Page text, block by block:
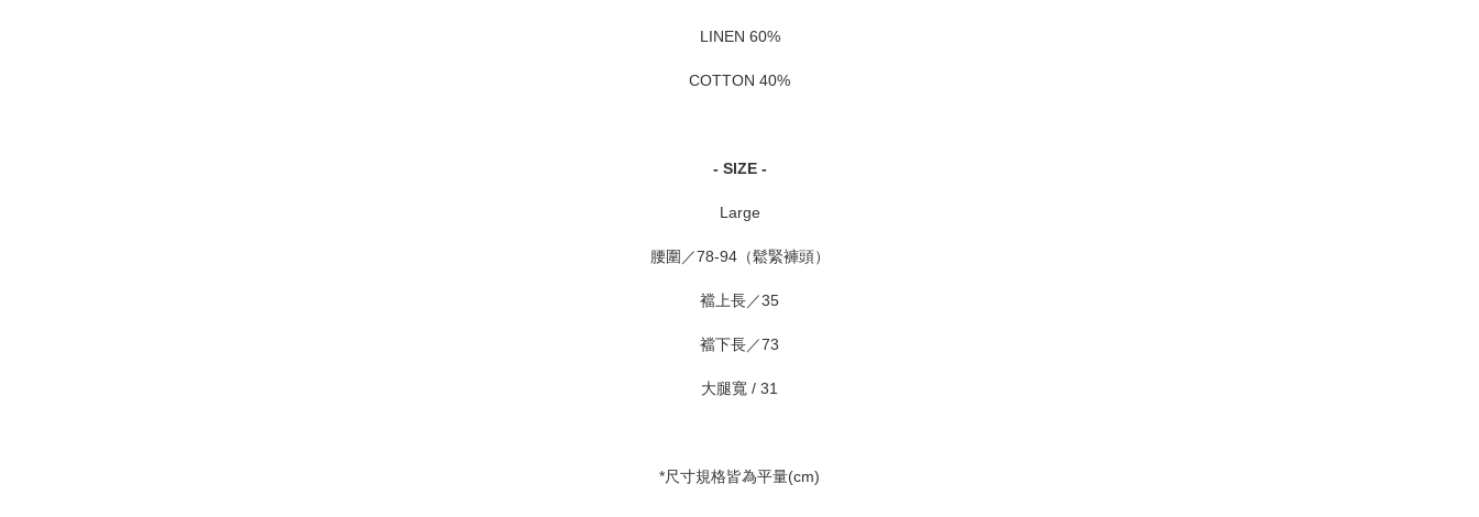
LINEN 60%
COTTON 40%
- SIZE -
Large
腰圍／78-94（鬆緊褲頭）
襠上長／35
襠下長／73
大腿寬 / 31
*尺寸規格皆為平量(cm)